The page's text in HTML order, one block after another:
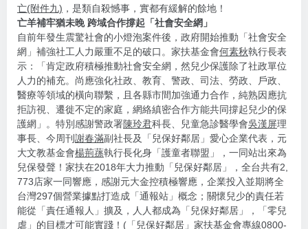
亡(附件九) ，是類自殺憾事，實都有緩解的餘地！
亡羊補牢猶未晚 跨域合作撐起「社會安全網」
自前年發生震驚社會的小燈泡案件後，政府開始推動「社會安全
網」補強社工人力嚴重不足的破口。家扶基金會何素秋執行長表
示：「肯定政府積極推動社會安全網，然兒少保護除了社政單位
人力的補充。尚應強化社政、教育、警政、司法、勞政、戶政、
醫療等領域的橫向聯繫，且各縣市間加強通力合作，純熟因應抗
拒訪視、遷徙不定的家庭，網絡縝密合作方能共同撐起兒少的保
護網」。特別感謝警政署陳玲君科長、兒童急診醫學會吳漢屏理
事長、今周刊 謝春滿副社長及「兒保好鄰居」愛心企業代表，元
大文教基金會楊荊蓀執行長化身「護童者聯盟」，一同站出來為
兒保發聲！家扶在2018年大力推動「兒保好鄰居」，全台共有2,
773店家一同響應，感謝元大金控積極響應，企業投入並期將全
台灣297個營業據點打造成「通報站」概念；關懷兒少的責任若
能從「責任通報人」擴及，人人都成為「兒保好鄰居」，「零兒
虐」的目標才可能實踐！(「兒保好鄰居」家扶基金會專線0800-